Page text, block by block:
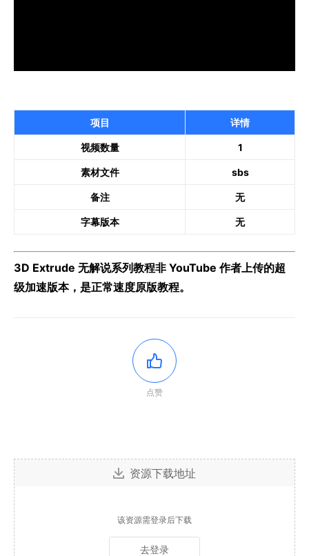
项目 详情
视频数量 1
素材文件 sbs
备注 无
字幕版本 无
3D Extrude 无解说系列教程非 YouTube 作者上传的超
级加速版本，是正常速度原版教程。
点赞
资源下载地址
该资源需登录后下载
去登录